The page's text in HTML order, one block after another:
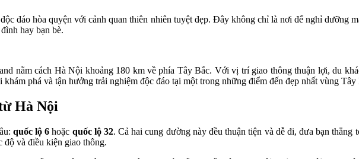
đáo hòa quyện với cảnh quan thiên nhiên tuyệt đẹp. Đây không chỉ là nơi để nghỉ dưỡng
hay bạn bè.
nằm cách Hà Nội khoảng 180 km về phía Tây Bắc. Với vị trí giao thông thuận lợi, du
phá và tận hưởng trải nghiệm độc đáo tại một trong những điểm đến đẹp nhất vùng
Hà Nội
quốc lộ 6 hoặc quốc lộ 32. Cả hai cung đường này đều thuận tiện và dễ đi, đưa bạn
độ và điều kiện giao thông.